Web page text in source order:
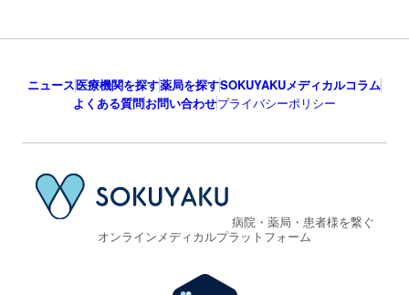
ニュース医療機関を探す薬局を探すSOKUYAKUメディカルコラム
よくある質問お問い合わせプライバシーポリシー
病院・薬局・患者様を繋ぐ
オンラインメディカルプラットフォーム